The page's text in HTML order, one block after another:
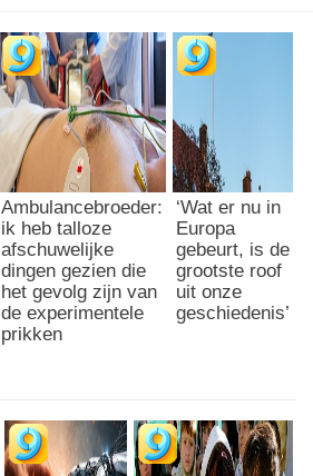
Ambulancebroeder:
ik heb talloze
afschuwelijke
dingen gezien die
het gevolg zijn van
de experimentele
prikken
‘Wat er nu in
Europa
gebeurt, is de
grootste roof
uit onze
geschiedenis’